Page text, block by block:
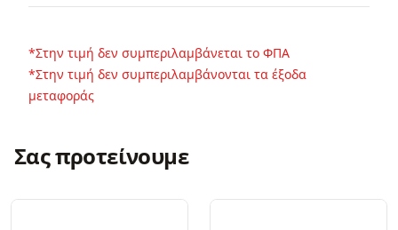
*Στην τιμή δεν συμπεριλαμβάνεται το ΦΠΑ
*Στην τιμή δεν συμπεριλαμβάνονται τα έξοδα
μεταφοράς
Σας προτείνουμε